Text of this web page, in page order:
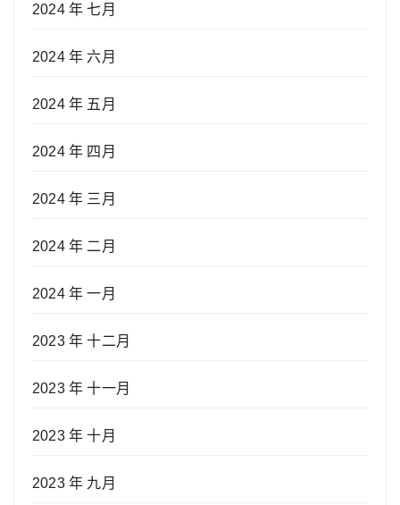
2024 年 七月
2024 年 六月
2024 年 五月
2024 年 四月
2024 年 三月
2024 年 二月
2024 年 一月
2023 年 十二月
2023 年 十一月
2023 年 十月
2023 年 九月